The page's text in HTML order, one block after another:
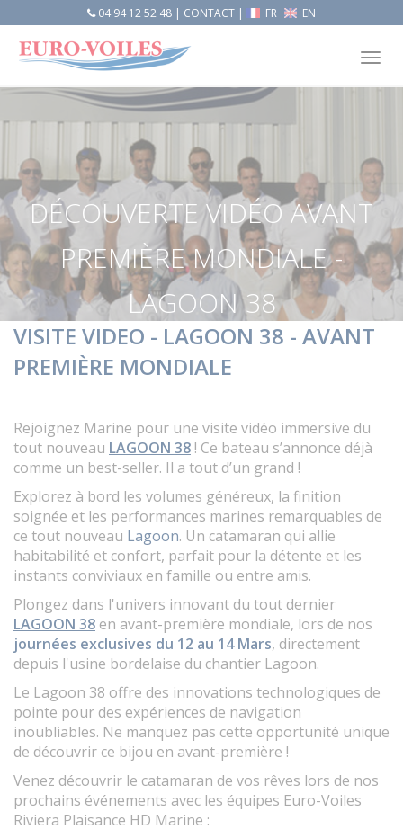
04 94 12 52 48| CONTACT| FR EN
DÉCOUVERTE VIDÉO AVANT
PREMIÈRE MONDIALE -
LAGOON 38
Accueil
Actualités
Découverte vidéo AVANT PREMIÈRE MONDIALE - LAGOON 38
VISITE VIDEO - LAGOON 38 - AVANT
PREMIÈRE MONDIALE
Rejoignez Marine pour une visite vidéo immersive du
tout nouveau LAGOON 38 ! Ce bateau s’annonce déjà
comme un best-seller. Il a tout d’un grand !
Explorez à bord les volumes généreux, la finition
soignée et les performances marines remarquables de
ce tout nouveau Lagoon. Un catamaran qui allie
habitabilité et confort, parfait pour la détente et les
instants conviviaux en famille ou entre amis.
Plongez dans l'univers innovant du tout dernier
LAGOON 38 en avant-première mondiale, lors de nos
journées exclusives du 12 au 14 Mars, directement
depuis l'usine bordelaise du chantier Lagoon.
Le Lagoon 38 offre des innovations technologiques de
pointe pour des expériences de navigation
inoubliables. Ne manquez pas cette opportunité unique
de découvrir ce bijou en avant-première !
Venez découvrir le catamaran de vos rêves lors de nos
prochains événements avec les équipes Euro-Voiles
Riviera Plaisance HD Marine :